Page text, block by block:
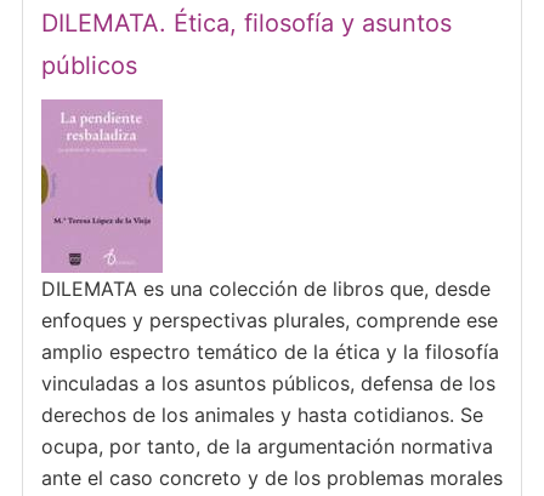
DILEMATA. Ética, filosofía y asuntos
públicos
DILEMATA es una colección de libros que, desde
enfoques y perspectivas plurales, comprende ese
amplio espectro temático de la ética y la filosofía
vinculadas a los asuntos públicos, defensa de los
derechos de los animales y hasta cotidianos. Se
ocupa, por tanto, de la argumentación normativa
ante el caso concreto y de los problemas morales